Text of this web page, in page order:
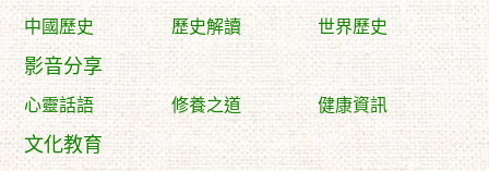
中國歷史 歷史解讀 世界歷史
影音分享
心靈話語 修養之道 健康資訊
文化教育